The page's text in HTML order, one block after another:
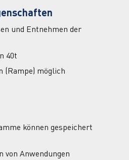
und Entnehmen der
40t
(Rampe) möglich
können gespeichert
von Anwendungen